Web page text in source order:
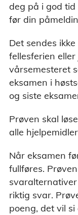
deg på i god
før din
Det sendes
fellesferien eller
vårsemesteret
eksamen i
og siste
Prøven skal
alle
Når eksamen
fullføres.
riktig svar.
poeng, det vil